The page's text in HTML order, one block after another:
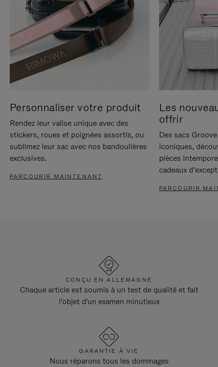
Personnaliser votre produit
Rendez leur valise unique avec des
stickers, roues et poignées assortis, ou
sublimez leur sac avec nos bandoulières
exclusives.
PARCOURIR MAINTENANT
Les
offrir
Des sacs
iconiques,
pièces
cadeaux
PARCOURIR
CONÇU EN ALLEMAGNE
Chaque article est soumis à un test de qualité et fait
l'objet d'un examen minutieux
GARANTIE À VIE
Nous réparons tous les dommages